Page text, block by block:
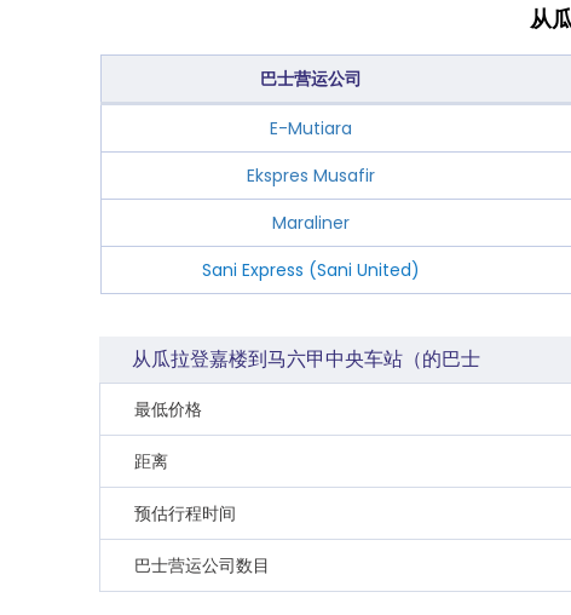
从
巴士营运公司
E-Mutiara
Ekspres Musafir
Maraliner
Sani Express (Sani United)
从瓜拉登嘉楼到马六甲中央车站（的巴士
最低价格
距离
预估行程时间
巴士营运公司数目